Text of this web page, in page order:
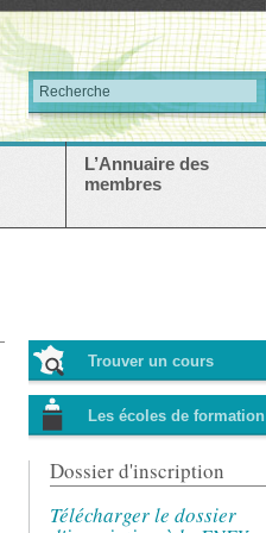
L’Annuaire des
membres
Trouver un cours
Les écoles de formation
Dossier d'inscription
Télécharger le dossier